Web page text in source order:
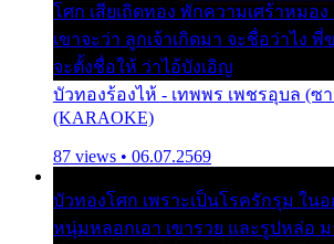
โศก เสียเถิดทอง พักความเศร้าหมอง
เขาจะว่า ลูกเจ้าเกิดมา จะชื่อว่าไง
จะตั้งชื่อให้ ว่าไอ้บังเอิญ
บัวทองร้องไห้ - เทพพร เพชรอุบล (ซ
(KARAOKE)
87 views • 06.07.2569
บัวทองโศก เพราะเป็นโรครักรุม ใ
หนุ่มหลอกเอา เขารวย และรูปหล่อ